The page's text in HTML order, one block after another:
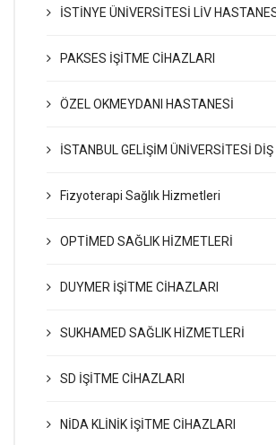
İSTİNYE ÜNİVERSİTESİ LİV
PAKSES İŞİTME CİHAZLARI
ÖZEL OKMEYDANI HASTANESİ
İSTANBUL GELİŞİM ÜNİVERSİTESİ
Fizyoterapi Sağlık Hizmetleri
OPTİMED SAĞLIK HİZMETLERİ
DUYMER İŞİTME CİHAZLARI
SUKHAMED SAĞLIK HİZMETLERİ
SD İŞİTME CİHAZLARI
NİDA KLİNİK İŞİTME CİHAZLARI